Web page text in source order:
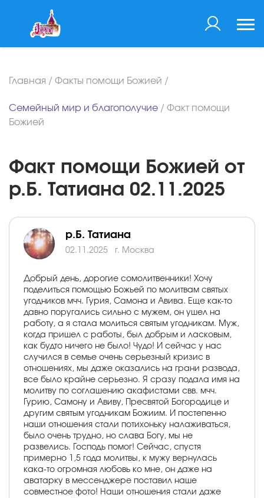
Главная / Факты помощи Божией /
Семейный мир и благополучие / Факт помощи
Божией
Факт помощи Божией от
р.Б. Татиана 02.11.2025
р.Б. Татиана
02.11.2025 г. Москва
Добрый день, дорогие сомолитвенники! Хочу
поделиться помощью Божьей по молитвам святых
угодников мчч. Гурия, Самона и Авива. Еще как-то
давно поругались сильно с мужем, он ушел на
работу, а я стала молиться святым угодникам. Муж,
когда пришел с работы, был добрым и ласковым,
как будто ничего не было! Чудо! И сейчас у нас
случился в семье очень серьезный кризис в
отношениях, мы даже оказались на грани развода,
все было крайне серьезно. Я сразу подала имя на
молитву по соглашению акафистами свв. мчч.
Гурию, Самону и Авиву, Пресвятой Богородице и
другим святым угодникам Божиим. И постепенно
наши отношения стали потихоньку налаживаться,
было очень трудно, но слава Богу, мы не
развелись. Господь помог! Сейчас, спустя
примерно 1,5 года молитвы, к мужу вернулась
кака-то огромная любовь ко мне, он даже на
аватарку в мессенджере поставил наше
совместное фото! Наши отношения стали даже